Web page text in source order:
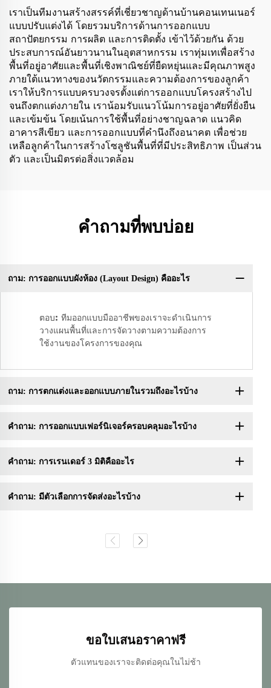
เราเป็นทีมงานสร้างสรรค์ที่เชี่ยวชาญด้านบ้านคอนเทนเนอร์
แบบปรับแต่งได้ โดยรวมบริการด้านการออกแบบ
สถาปัตยกรรม การผลิต และการติดตั้ง เข้าไว้ด้วยกัน ด้วย
ประสบการณ์อันยาวนานในอุตสาหกรรม เราทุ่มเทเพื่อสร้าง
พื้นที่อยู่อาศัยและพื้นที่เชิงพาณิชย์ที่ยืดหยุ่นและมีคุณภาพสูง
ภายใต้แนวทางของนวัตกรรมและความต้องการของลูกค้า
เราให้บริการแบบครบวงจรตั้งแต่การออกแบบโครงสร้างไป
จนถึงตกแต่งภายใน เราน้อมรับแนวโน้มการอยู่อาศัยที่ยั่งยืน
และเข้มข้น โดยเน้นการใช้พื้นที่อย่างชาญฉลาด แนวคิด
อาคารสีเขียว และการออกแบบที่คำนึงถึงอนาคต เพื่อช่วย
เหลือลูกค้าในการสร้างโซลูชันพื้นที่ที่มีประสิทธิภาพ เป็นส่วน
ตัว และเป็นมิตรต่อสิ่งแวดล้อม
คำถามที่พบบ่อย
ถาม: การออกแบบผังห้อง (Layout Design) คืออะไร
ตอบ: ทีมออกแบบมืออาชีพของเราจะดำเนินการ
วางแผนพื้นที่และการจัดวางตามความต้องการ
ใช้งานของโครงการของคุณ
ถาม: การตกแต่งและออกแบบภายในรวมถึงอะไรบ้าง
คำถาม: การออกแบบเฟอร์นิเจอร์ครอบคลุมอะไรบ้าง
คำถาม: การเรนเดอร์ 3 มิติคืออะไร
คำถาม: มีตัวเลือกการจัดส่งอะไรบ้าง
ขอใบเสนอราคาฟรี
ตัวแทนของเราจะติดต่อคุณในไม่ช้า